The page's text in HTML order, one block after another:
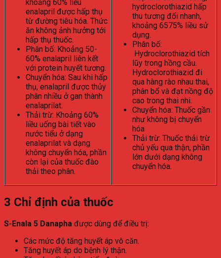
khoảng 60% liều
enalapril được hấp thụ
từ đường tiêu hóa. Thức
ăn không ảnh hưởng tới
hấp thụ thuốc.
Phân bố: Khoảng 50-
60% enalapril liên kết
với protein huyết tương.
Chuyển hóa: Sau khi hấp
thụ, enalapril được thủy
phân nhiều ở gan thành
enalaprilat.
Thải trừ: Khoảng 60%
liều uống bài tiết vào
nước tiểu ở dạng
enalaprilat và dạng
không chuyển hóa, phần
còn lại của thuốc đào
thải theo phân.
hydroclorothiazid hấp
thu tương đối nhanh,
khoảng 6575% liều sử
dụng.
Phân bố:
Hydroclorothiazid tích
lũy trong hồng cầu.
Hydroclorothiazid đi
qua hàng rào nhau thai,
phân bổ và đạt nồng độ
cao trong thai nhi.
Chuyển hóa: Thuốc gần
như không bị chuyển
hóa
Thải trừ: Thuốc thải trừ
chủ yếu qua thận, phần
lớn dưới dạng không
chuyển hóa.
3 Chỉ định của thuốc
S-Enala 5 Danapha được dùng để điều trị:
Các mức độ tăng huyết áp vô căn.
Tăng huyết áp do bệnh lý thận.